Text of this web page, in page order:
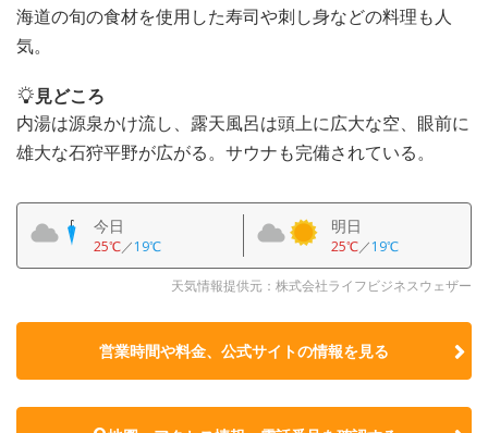
海道の旬の食材を使用した寿司や刺し身などの料理も人
気。
見どころ
内湯は源泉かけ流し、露天風呂は頭上に広大な空、眼前に
雄大な石狩平野が広がる。サウナも完備されている。
今日
25℃／19℃
明日
25℃／19℃
天気情報提供元：株式会社ライフビジネスウェザー
営業時間や料金、公式サイトの情報を見る